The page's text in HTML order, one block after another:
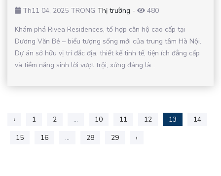
Th11 04, 2025 TRONG Thị trường -
480
Khám phá Rivea Residences, tổ hợp căn hộ cao cấp tại
Dương Văn Bé – biểu tượng sống mới của trung tâm Hà Nội.
Dự án sở hữu vị trí đắc địa, thiết kế tinh tế, tiện ích đẳng cấp
và tiềm năng sinh lời vượt trội, xứng đáng là...
‹ 1 2 ... 10 11 12 13
14
15
16 ... 28 29 ›